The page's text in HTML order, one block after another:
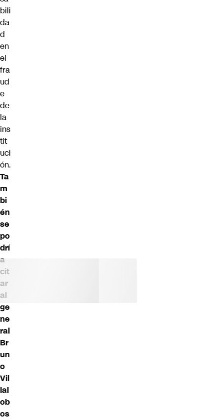
bili
da
d
en
el
fra
ud
e
de
la
ins
tit
uci
ón.
Ta
m
bi
én
se
po
drí
a
cit
ar
al
ge
ne
ral
Br
un
o
Vil
lal
ob
os